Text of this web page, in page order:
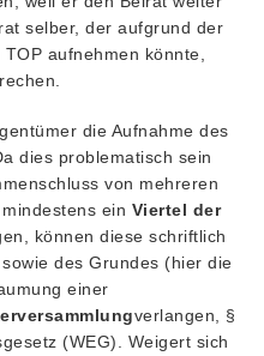
selber, der aufgrund der
aufnehmen könnte,
die Aufnahme des
dies problematisch sein
von mehreren
ein Viertel der
können diese schriftlich
des Grundes (hier die
einer
verlangen, §
(WEG). Weigert sich